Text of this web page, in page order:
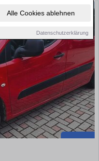
Alle Cookies ablehnen
Datenschutzerklärung